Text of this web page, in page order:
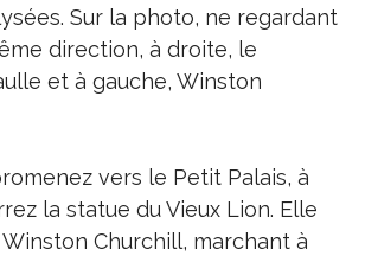
Sur la photo, ne regardant
direction, à droite, le
et à gauche, Winston
vers le Petit Palais, à
la statue du Vieux Lion. Elle
Churchill, marchant à